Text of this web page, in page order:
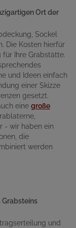
Ort der
Sockel
Die Kosten hierfür
Ihre Grabstätte.
und Ideen einfach
einer Skizze
gesetzt.
eine große
- wir haben ein
die
werden
und